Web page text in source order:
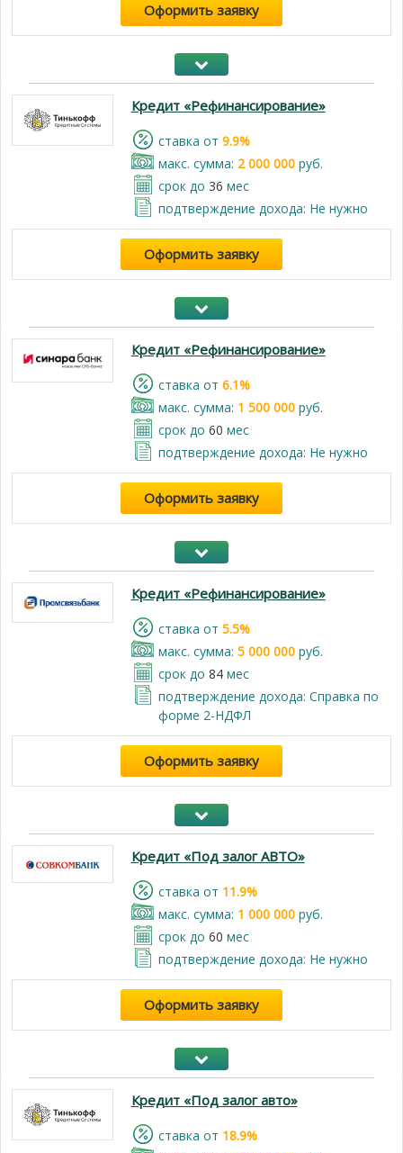
Оформить заявку
Кредит «Рефинансирование»
cтавка от 9.9%
макс. сумма: 2 000 000руб.
срок до 36 мес
подтверждение дохода: Не нужно
Оформить заявку
Кредит «Рефинансирование»
cтавка от 6.1%
макс. сумма: 1 500 000руб.
срок до 60 мес
подтверждение дохода: Не нужно
Оформить заявку
Кредит «Рефинансирование»
cтавка от 5.5%
макс. сумма: 5 000 000руб.
срок до 84мес
подтверждение дохода: Справка по
форме 2-НДФЛ
Оформить заявку
Кредит «Под залог АВТО»
cтавка от 11.9%
макс. сумма: 1 000 000руб.
срок до 60 мес
подтверждение дохода: Не нужно
Оформить заявку
Кредит «Под залог авто»
cтавка от 18.9%